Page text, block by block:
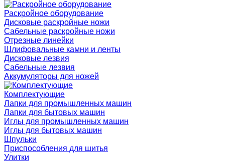
Раскройное оборудование
Дисковые раскройные ножи
Сабельные раскройные ножи
Отрезные линейки
Шлифовальные камни и ленты
Дисковые лезвия
Сабельные лезвия
Аккумуляторы для ножей
Комплектующие
Лапки для промышленных машин
Лапки для бытовых машин
Иглы для промышленных машин
Иглы для бытовых машин
Шпульки
Приспособления для шитья
Улитки